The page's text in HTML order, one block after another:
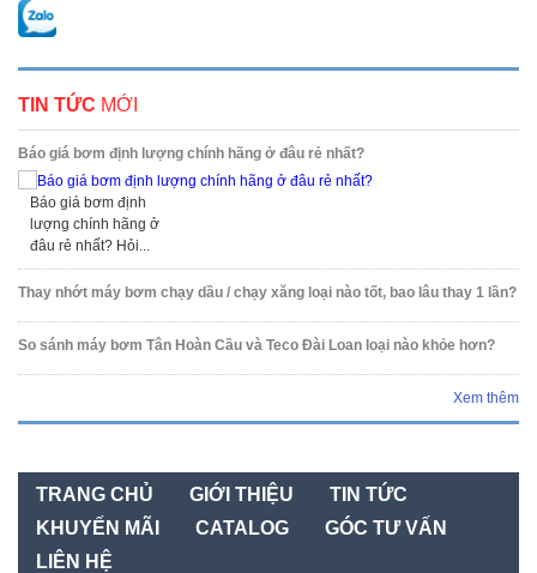
TIN TỨC MỚI
Báo giá bơm định lượng chính hãng ở đâu rẻ nhất?
Báo giá bơm định
lượng chính hãng ở
đâu rẻ nhất? Hỏi...
Thay nhớt máy bơm chạy dầu / chạy xăng loại nào tốt, bao lâu thay 1 lần?
So sánh máy bơm Tân Hoàn Cầu và Teco Đài Loan loại nào khỏe hơn?
Xem thêm
TRANG CHỦ GIỚI THIỆU
TIN TỨC
KHUYẾN MÃI
CATALOG
GÓC TƯ VẤN
LIÊN HỆ